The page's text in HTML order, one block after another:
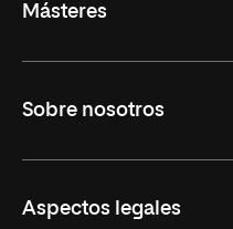
Másteres
Derecho
Empresa
Sobre nosotros
Nuestro Equipo
Aspectos legales